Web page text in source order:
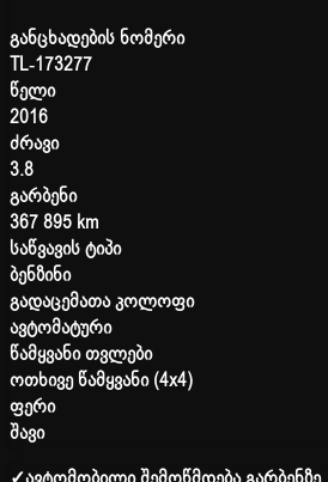
განცხადების ნომერი
TL-173277
წელი
2016
ძრავი
3.8
გარბენი
367 895 km
საწვავის ტიპი
ბენზინი
გადაცემათა კოლოფი
ავტომატური
წამყვანი თვლები
ოთხივე წამყვანი (4x4)
ფერი
შავი